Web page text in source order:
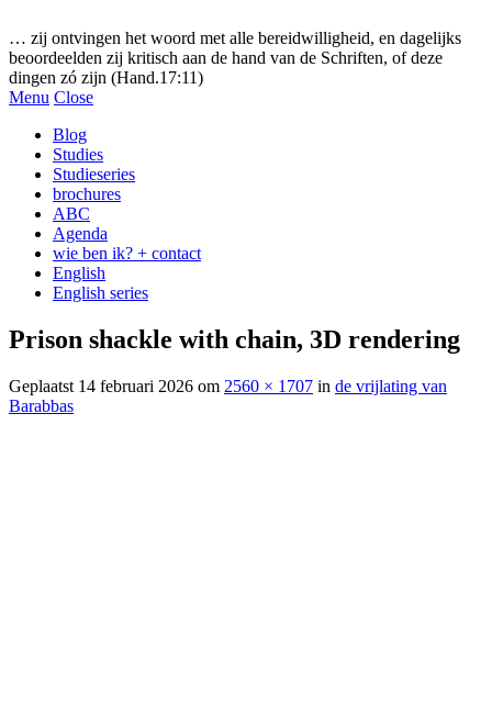
… zij ontvingen het woord met alle bereidwilligheid, en dagelijks
beoordeelden zij kritisch aan de hand van de Schriften, of deze
dingen zó zijn (Hand.17:11)
Menu Close
Blog
Studies
Studieseries
brochures
ABC
Agenda
wie ben ik? + contact
English
English series
Prison shackle with chain, 3D rendering
Geplaatst 14 februari 2026 om 2560 × 1707 in de vrijlating van
Barabbas